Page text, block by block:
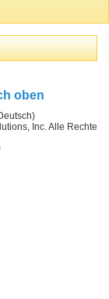
oben
Inc. Alle Rechte